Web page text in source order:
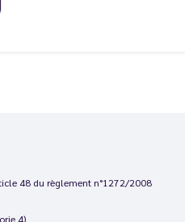
48 du règlement n°1272/2008
4)